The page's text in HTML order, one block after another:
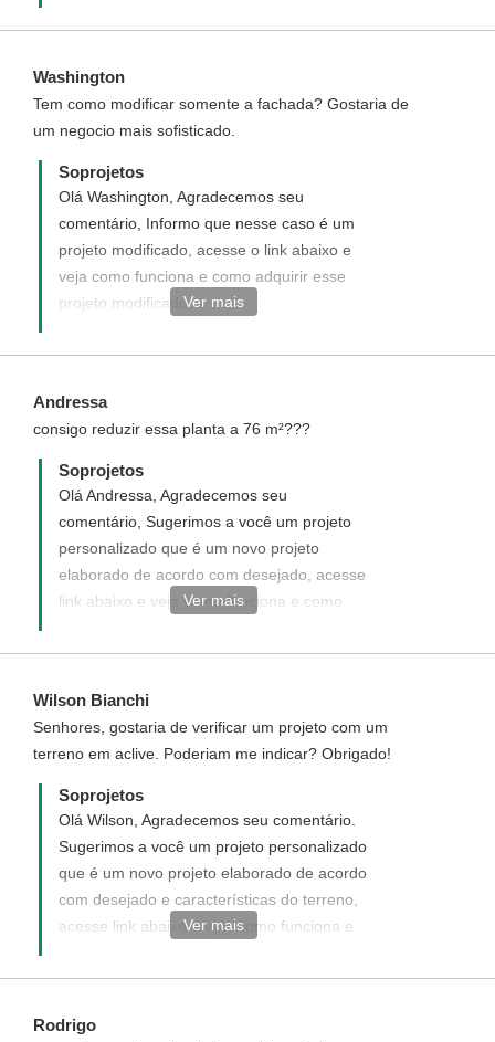
Washington
Tem como modificar somente a fachada? Gostaria de
um negocio mais sofisticado.
Soprojetos
Olá Washington, Agradecemos seu
comentário, Informo que nesse caso é um
projeto modificado, acesse o link abaixo e
veja como funciona e como adquirir esse
projeto modificado.
project_id=94
Ver mais
Andressa
consigo reduzir essa planta a 76 m²???
Soprojetos
Olá Andressa, Agradecemos seu
comentário, Sugerimos a você um projeto
personalizado que é um novo projeto
elaborado de acordo com desejado, acesse
link abaixo e veja como funciona e como
http://www.soprojetos.com.br/personalizado
Ver mais
Wilson Bianchi
Senhores, gostaria de verificar um projeto com um
terreno em aclive. Poderiam me indicar? Obrigado!
Soprojetos
Olá Wilson, Agradecemos seu comentário.
Sugerimos a você um projeto personalizado
que é um novo projeto elaborado de acordo
com desejado e características do terreno,
acesse link abaixo e veja como funciona e
http://www.soprojetos.com.br/personalizado
necessário que envie o levantamento
Ver mais
Rodrigo